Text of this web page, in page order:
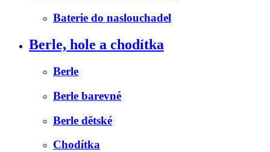
Baterie do naslouchadel
Berle, hole a chodítka
Berle
Berle barevné
Berle dětské
Chodítka